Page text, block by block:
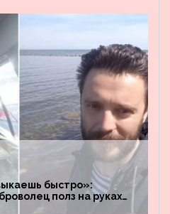
быстро»:
полз на руках
заминированное